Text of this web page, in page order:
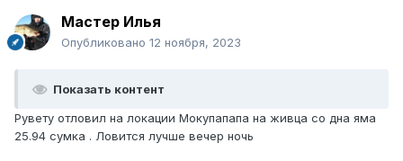
Мастер Илья
Опубликовано 12 ноября, 2023
Показать контент
Рувету отловил на локации Мокупапапа на живца со дна яма
25.94 сумка . Ловится лучше вечер ночь